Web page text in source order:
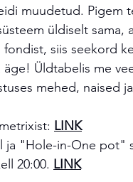
muudetud. Pigem
üldiselt
siis seekord
Üldtabelis me
mehed, naised
LINK
ja "Hole-in-One pot"
20:00. LINK